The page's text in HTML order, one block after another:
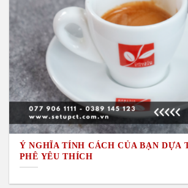
Ý NGHĨA TÍNH CÁCH CỦA BẠN DỰA
PHÊ YÊU THÍCH